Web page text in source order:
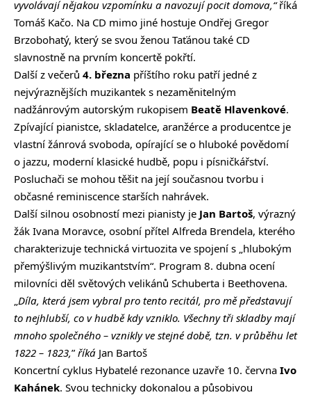
vyvolávají nějakou vzpomínku a navozují pocit domova,“ říká
Tomáš Kačo. Na CD mimo jiné hostuje Ondřej Gregor
Brzobohatý, který se svou ženou Taťánou také CD
slavnostně na prvním koncertě pokřtí.
Další z večerů 4. března příštího roku patří jedné z
nejvýraznějších muzikantek s nezaměnitelným
nadžánrovým autorským rukopisem Beatě Hlavenkové.
Zpívající pianistce, skladatelce, aranžérce a producentce je
vlastní žánrová svoboda, opírající se o hluboké povědomí
o jazzu, moderní klasické hudbě, popu i písničkářství.
Posluchači se mohou těšit na její současnou tvorbu i
občasné reminiscence starších nahrávek.
Další silnou osobností mezi pianisty je Jan Bartoš, výrazný
žák Ivana Moravce, osobní přítel Alfreda Brendela, kterého
charakterizuje technická virtuozita ve spojení s „hlubokým
přemýšlivým muzikantstvím“. Program 8. dubna ocení
milovníci děl světových velikánů Schuberta i Beethovena.
Díla, která jsem vybral pro tento recitál, pro mě představují
to nejhlubší, co v hudbě kdy vzniklo. Všechny tři skladby mají
mnoho společného – vznikly ve stejné době, tzn. v průběhu let
1822 – 1823,” říká Jan Bartoš
Koncertní cyklus Hybatelé rezonance uzavře 10. června Ivo
Kahánek. Svou technicky dokonalou a působivou